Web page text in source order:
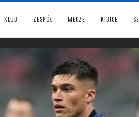
KLUB ZESPÓŁ MECZE KIBICE